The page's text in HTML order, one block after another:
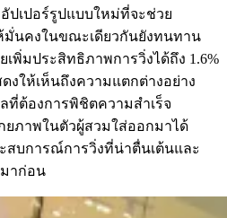
ปเปอร์รูปแบบใหม่ที่จะช่วย
มั่นคงในขณะเดียวกันยังทนทาน
เพิ่มประสิทธิภาพการวิ่งได้ถึง 1.6%
งให้เห็นถึงความแตกต่างอย่าง
ที่ต้องการพิชิตความสำเร็จ
ภาพในตัวผู้สวมใส่ออกมาได้
สบการณ์การวิ่งที่น่าตื่นเต้นและ
าก่อน